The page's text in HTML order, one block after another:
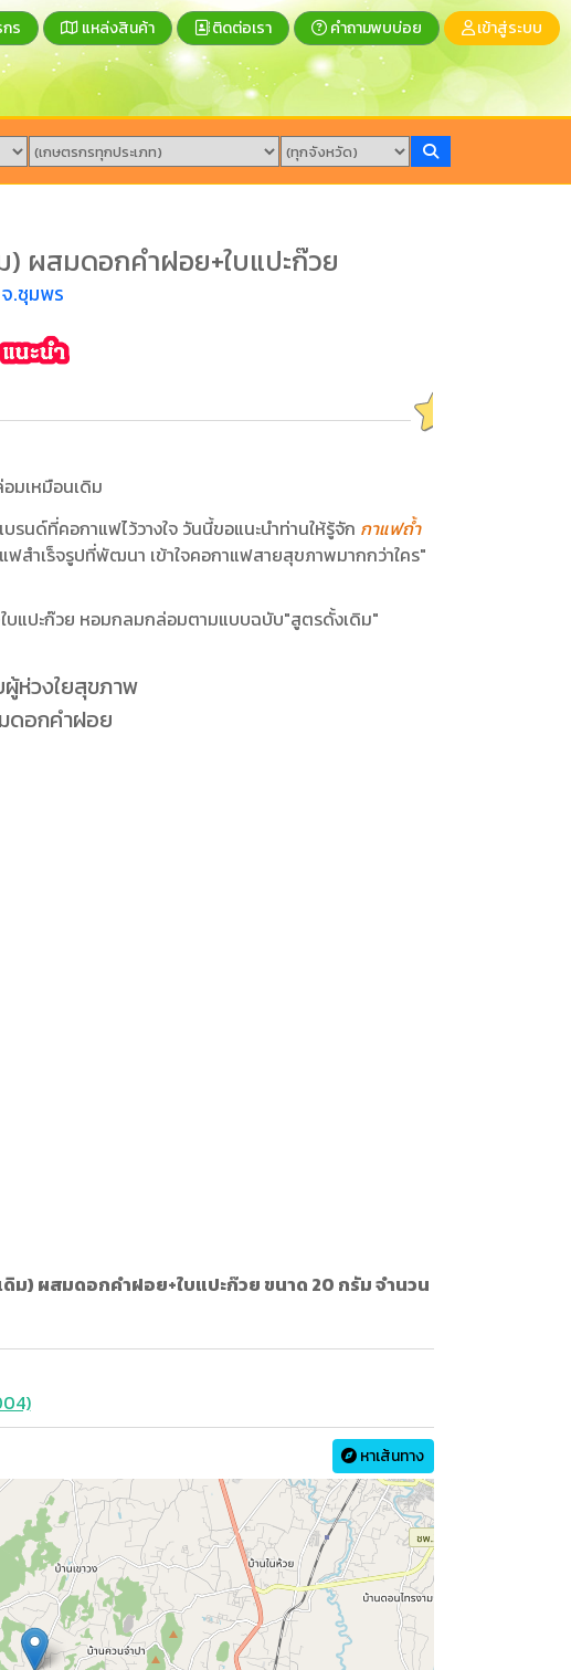
ร แหล่งสินค้า ติดต่อเรา คำถามพบบ่อย เข้าสู่ระบบ
ผสมดอกคำฝอย+ใบแปะก๊วย
จ.ชุมพร
มเหมือนเดิม
ด์ที่คอกาแฟไว้วางใจ วันนี้ขอแนะนำท่านให้รู้จัก กาแฟถ้ำ
ฟสำเร็จรูปที่พัฒนา เข้าใจคอกาแฟสายสุขภาพมากกว่าใคร"
บแปะก๊วย หอมกลมกล่อมตามแบบฉบับ"สูตรดั้งเดิม"
ห่วงใยสุขภาพ
ดอกคำฝอย
ม) ผสมดอกคำฝอย+ใบแปะก๊วย ขนาด 20 กรัม จำนวน
หาเส้นทาง